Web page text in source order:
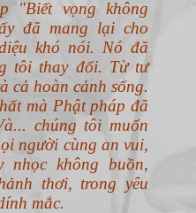
"Biết vọng không
đã mang lại cho
khó nói. Nó đã
tôi thay đổi. Từ tư
cả hoàn cảnh sống.
mà Phật pháp đã
chúng tôi muốn
người cùng an vui,
nhọc không buồn,
thơi, trong yêu
mắc.